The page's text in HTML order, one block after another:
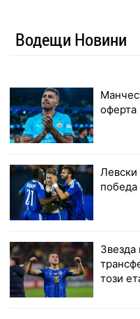
Водещи Новини
оферта
Звезда
този